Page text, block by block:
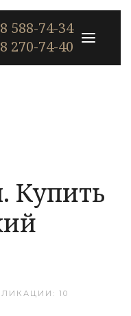
588-74-34
270-74-40
Купить
10